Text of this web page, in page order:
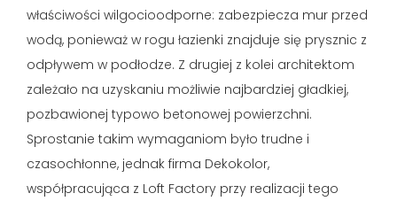
właściwości wilgocioodporne: zabezpiecza mur przed
wodą, ponieważ w rogu łazienki znajduje się prysznic z
odpływem w podłodze. Z drugiej z kolei architektom
zależało na uzyskaniu możliwie najbardziej gładkiej,
pozbawionej typowo betonowej powierzchni.
Sprostanie takim wymaganiom było trudne i
czasochłonne, jednak firma Dekokolor,
współpracująca z Loft Factory przy realizacji tego